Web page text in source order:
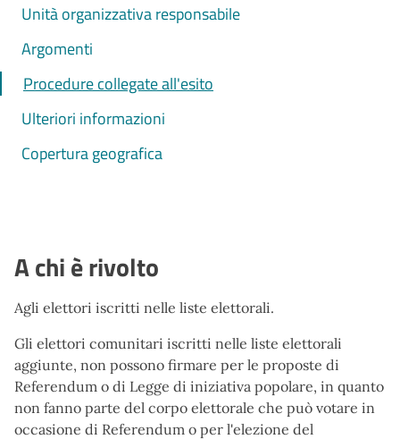
Unità organizzativa responsabile
Argomenti
Procedure collegate all'esito
Ulteriori informazioni
Copertura geografica
A chi è rivolto
Agli elettori iscritti nelle liste elettorali.
Gli elettori comunitari iscritti nelle liste elettorali
aggiunte, non possono firmare per le proposte di
Referendum o di Legge di iniziativa popolare, in quanto
non fanno parte del corpo elettorale che può votare in
occasione di Referendum o per l'elezione del